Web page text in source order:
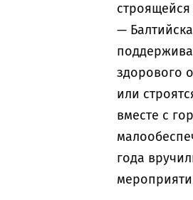
—
здорового
или
вместе с
года